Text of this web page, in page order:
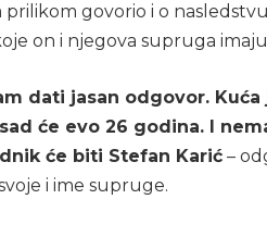
govorio i o
on i njegova supruga
dati jasan odgovor.
će evo 26 godina. I
će biti Stefan Karić –
i ime supruge.